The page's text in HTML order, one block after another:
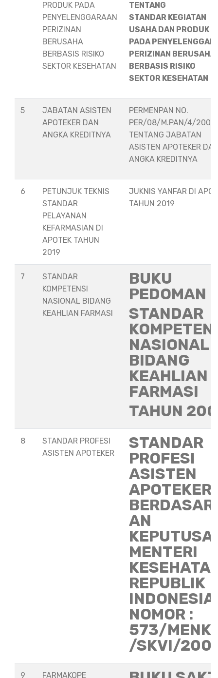
PRODUK PADA
PENYELENGGARAAN
PERIZINAN
BERUSAHA
BERBASIS RISIKO
SEKTOR KESEHATAN
TENTANG
STANDAR KEGIATAN
USAHA DAN PRODUK
PADA
PERIZINAN BERUSAHA
BERBASIS RISIKO
SEKTOR KESEHATAN
5
JABATAN ASISTEN
APOTEKER DAN
ANGKA KREDITNYA
PERMENPAN NO.
PER/08/M.PAN/4/2008
TENTANG JABATAN
ASISTEN APOTEKER
ANGKA KREDITNYA
6
PETUNJUK TEKNIS
STANDAR
PELAYANAN
KEFARMASIAN DI
APOTEK TAHUN
2019
JUKNIS YANFAR DI
TAHUN 2019
7
STANDAR
KOMPETENSI
NASIONAL BIDANG
KEAHLIAN FARMASI
BUKU
PEDOMAN
STANDAR
NASIONAL
BIDANG
KEAHLIAN
FARMASI
TAHUN
8
STANDAR PROFESI
ASISTEN APOTEKER
STANDAR
PROFESI
ASISTEN
APOTEKER
AN
MENTERI
REPUBLIK
INDONESIA
NOMOR :
573/
/SKVI/
9
FARMAKOPE